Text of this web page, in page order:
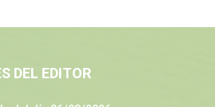
DEL EDITOR